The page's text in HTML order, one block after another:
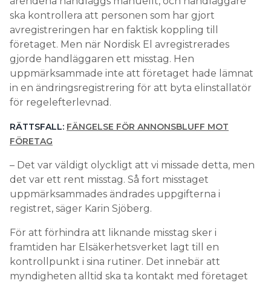
ska kontrollera att personen som har gjort
avregistreringen har en faktisk koppling till
företaget. Men när Nordisk El avregistrerades
gjorde handläggaren ett misstag. Hen
uppmärksammade inte att företaget hade lämnat
in en ändringsregistrering för att byta elinstallatör
för regelefterlevnad.
RÄTTSFALL: FÄNGELSE FÖR ANNONSBLUFF MOT
FÖRETAG
– Det var väldigt olyckligt att vi missade detta, men
det var ett rent misstag. Så fort misstaget
uppmärksammades ändrades uppgifterna i
registret, säger Karin Sjöberg.
För att förhindra att liknande misstag sker i
framtiden har Elsäkerhetsverket lagt till en
kontrollpunkt i sina rutiner. Det innebär att
myndigheten alltid ska ta kontakt med företaget